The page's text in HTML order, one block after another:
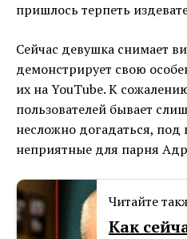
пришлось терпеть
Сейчас девушка снимает
демонстрирует свою
их на YouTube. К
пользователей бывает
несложно догадаться, под
неприятные для парня
Читайте
Как